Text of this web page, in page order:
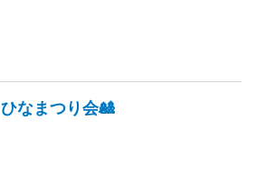
ひなまつり会🎎